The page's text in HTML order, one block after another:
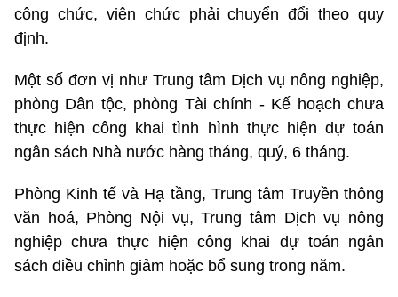
công chức, viên chức phải chuyển đổi theo quy
định.
Một số đơn vị như Trung tâm Dịch vụ nông nghiệp,
phòng Dân tộc, phòng Tài chính - Kế hoạch chưa
thực hiện công khai tình hình thực hiện dự toán
ngân sách Nhà nước hàng tháng, quý, 6 tháng.
Phòng Kinh tế và Hạ tầng, Trung tâm Truyền thông
văn hoá, Phòng Nội vụ, Trung tâm Dịch vụ nông
nghiệp chưa thực hiện công khai dự toán ngân
sách điều chỉnh giảm hoặc bổ sung trong năm.